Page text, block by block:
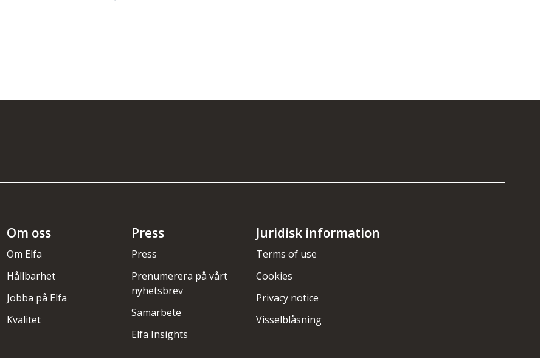
Om oss
Om Elfa
Hållbarhet
Jobba på Elfa
Kvalitet
Press
Press
Prenumerera på vårt
nyhetsbrev
Samarbete
Elfa Insights
Juridisk information
Terms of use
Cookies
Privacy notice
Visselblåsning